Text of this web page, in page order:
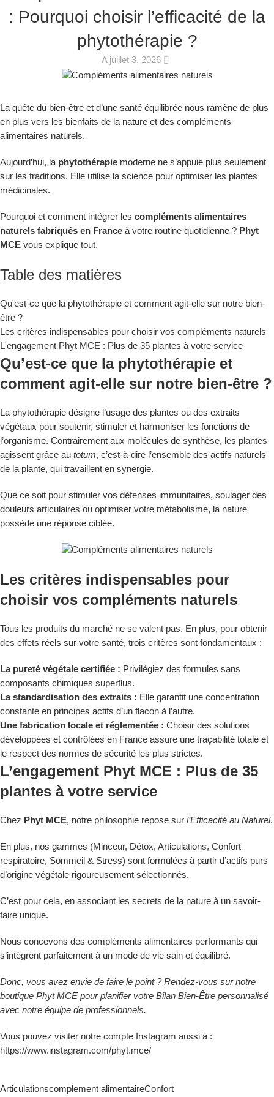
: Pourquoi choisir l’efficacité de la
phytothérapie ?
A juillet 3, 2026 0
La quête du bien-être et d’une santé équilibrée nous ramène de plus
en plus vers les bienfaits de la nature et des compléments
alimentaires naturels.
Aujourd’hui, la phytothérapie moderne ne s’appuie plus seulement
sur les traditions. Elle utilise la science pour optimiser les plantes
médicinales.
Pourquoi et comment intégrer les compléments alimentaires
naturels fabriqués en France à votre routine quotidienne ? Phyt
MCE vous explique tout.
Table des matières
Qu'est-ce que la phytothérapie et comment agit-elle sur notre bien-
être ?
Les critères indispensables pour choisir vos compléments naturels
L'engagement Phyt MCE : Plus de 35 plantes à votre service
Qu’est-ce que la phytothérapie et
comment agit-elle sur notre bien-être ?
La phytothérapie désigne l’usage des plantes ou des extraits
végétaux pour soutenir, stimuler et harmoniser les fonctions de
l’organisme. Contrairement aux molécules de synthèse, les plantes
agissent grâce au totum, c’est-à-dire l’ensemble des actifs naturels
de la plante, qui travaillent en synergie.
Que ce soit pour stimuler vos défenses immunitaires, soulager des
douleurs articulaires ou optimiser votre métabolisme, la nature
possède une réponse ciblée.
Les critères indispensables pour
choisir vos compléments naturels
Tous les produits du marché ne se valent pas. En plus, pour obtenir
des effets réels sur votre santé, trois critères sont fondamentaux :
La pureté végétale certifiée : Privilégiez des formules sans
composants chimiques superflus.
La standardisation des extraits : Elle garantit une concentration
constante en principes actifs d’un flacon à l’autre.
Une fabrication locale et réglementée : Choisir des solutions
développées et contrôlées en France assure une traçabilité totale et
le respect des normes de sécurité les plus strictes.
L’engagement Phyt MCE : Plus de 35
plantes à votre service
Chez Phyt MCE, notre philosophie repose sur l’Efficacité au Naturel.
En plus, nos gammes (Minceur, Détox, Articulations, Confort
respiratoire, Sommeil & Stress) sont formulées à partir d’actifs purs
d’origine végétale rigoureusement sélectionnés.
C’est pour cela, en associant les secrets de la nature à un savoir-
faire unique.
Nous concevons des compléments alimentaires performants qui
s’intègrent parfaitement à un mode de vie sain et équilibré.
Donc, vous avez envie de faire le point ? Rendez-vous sur notre
boutique Phyt MCE pour planifier votre Bilan Bien-Être personnalisé
avec notre équipe de professionnels.
Vous pouvez visiter notre compte Instagram aussi à :
https://www.instagram.com/phyt.mce/
Articulationscomplement alimentaireConfort